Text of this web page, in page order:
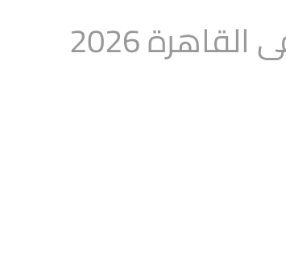
2026